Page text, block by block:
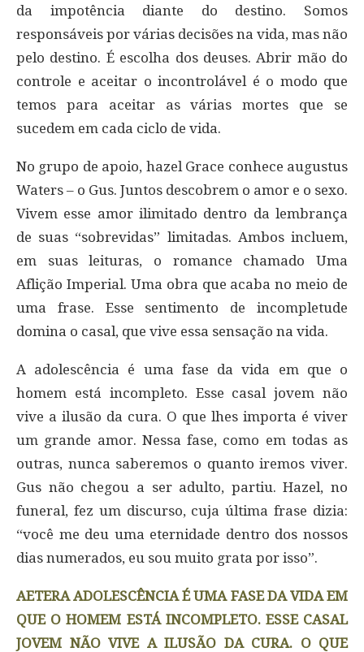
da impotência diante do destino. Somos
responsáveis por várias decisões na vida, mas não
pelo destino. É escolha dos deuses. Abrir mão do
controle e aceitar o incontrolável é o modo que
temos para aceitar as várias mortes que se
sucedem em cada ciclo de vida.
No grupo de apoio, hazel Grace conhece augustus
Waters – o Gus. Juntos descobrem o amor e o sexo.
Vivem esse amor ilimitado dentro da lembrança
de suas “sobrevidas” limitadas. Ambos incluem,
em suas leituras, o romance chamado Uma
Aflição Imperial. Uma obra que acaba no meio de
uma frase. Esse sentimento de incompletude
domina o casal, que vive essa sensação na vida.
A adolescência é uma fase da vida em que o
homem está incompleto. Esse casal jovem não
vive a ilusão da cura. O que lhes importa é viver
um grande amor. Nessa fase, como em todas as
outras, nunca saberemos o quanto iremos viver.
Gus não chegou a ser adulto, partiu. Hazel, no
funeral, fez um discurso, cuja última frase dizia:
“você me deu uma eternidade dentro dos nossos
dias numerados, eu sou muito grata por isso”.
AETERA ADOLESCÊNCIA É UMA FASE DA VIDA EM
QUE O HOMEM ESTÁ INCOMPLETO. ESSE CASAL
JOVEM NÃO VIVE A ILUSÃO DA CURA. O QUE